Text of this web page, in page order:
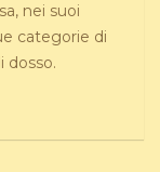
nei suoi
categorie di
dosso.